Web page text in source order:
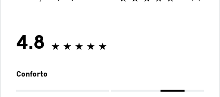
4.8
Conforto